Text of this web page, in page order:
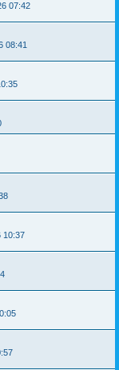
07:42
08:41
10:37